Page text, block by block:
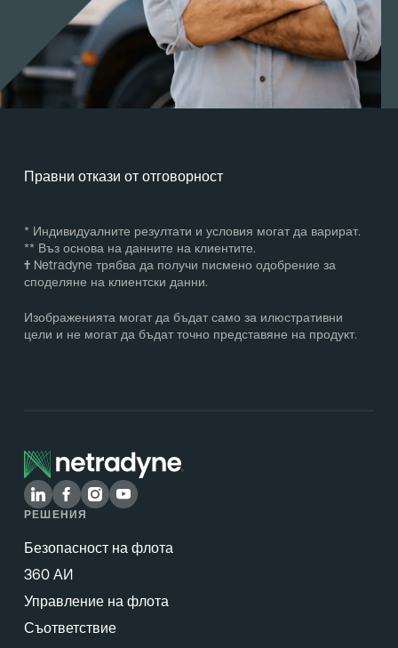
Правни откази от отговорност
* Индивидуалните резултати и условия могат да варират.
** Въз основа на данните на клиентите.
†Netradyne трябва да получи писмено одобрение за
споделяне на клиентски данни.
Изображенията могат да бъдат само за илюстративни
цели и не могат да бъдат точно представяне на продукт.
РЕШЕНИЯ
Безопасност на флота
360 АИ
Управление на флота
Съответствие